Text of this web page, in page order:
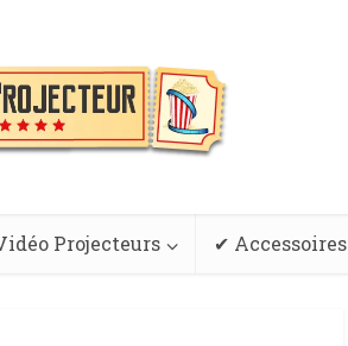
Projecteurs ✔ Accessoires